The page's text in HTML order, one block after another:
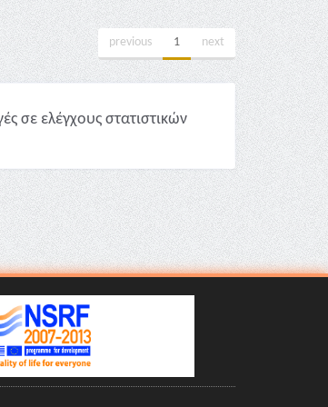
previous 1 next
σε ελέγχους στατιστικών